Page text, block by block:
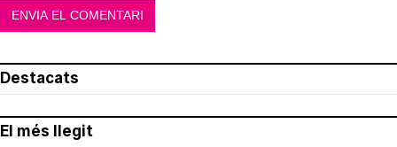
Destacats
El més llegit